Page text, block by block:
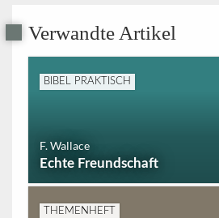
Verwandte Artikel
BIBEL PRAKTISCH
F. Wallace
Echte Freundschaft
THEMENHEFT